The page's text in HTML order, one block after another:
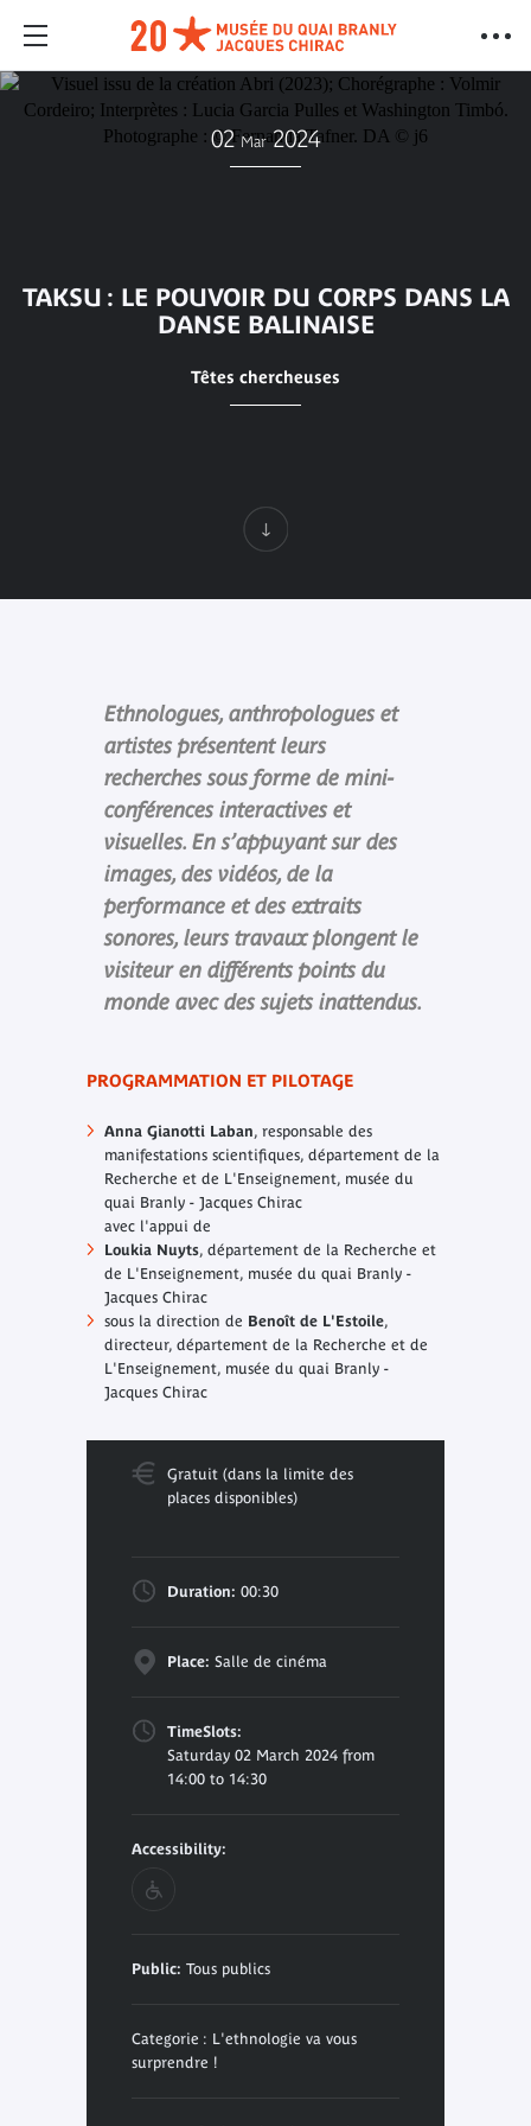
02Mar 2024
TAKSU : LE POUVOIR DU CORPS DANS LA
DANSE BALINAISE
Têtes chercheuses
Ethnologues, anthropologues et
artistes présentent leurs
recherches sous forme de mini-
conférences interactives et
visuelles. En s’appuyant sur des
images, des vidéos, de la
performance et des extraits
sonores, leurs travaux plongent le
visiteur en différents points du
monde avec des sujets inattendus.
PROGRAMMATION ET PILOTAGE
Anna Gianotti Laban, responsable des
manifestations scientifiques, département de la
Recherche et de L'Enseignement, musée du
quai Branly - Jacques Chirac
avec l'appui de
Loukia Nuyts, département de la Recherche et
de L'Enseignement, musée du quai Branly -
Jacques Chirac
sous la direction de Benoît de L'Estoile,
directeur, département de la Recherche et de
L'Enseignement, musée du quai Branly -
Jacques Chirac
Gratuit (dans la limite des
places disponibles)
Duration: 00:30
Place: Salle de cinéma
TimeSlots:
Saturday 02 March 2024 from
14:00 to 14:30
Accessibility:
Public: Tous publics
Categorie : L'ethnologie va vous
surprendre !